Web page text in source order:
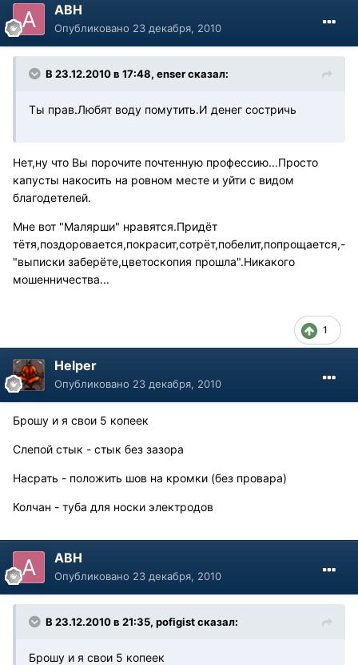
АВН
Опубликовано 23 декабря, 2010
В 23.12.2010 в 17:48, enser сказал:
Ты прав.Любят воду помутить.И денег состричь
Нет,ну что Вы порочите почтенную профессию...Просто
капусты накосить на ровном месте и уйти с видом
благодетелей.
Мне вот "Малярши" нравятся.Придёт
тётя,поздоровается,покрасит,сотрёт,побелит,попрощается,-
"выписки заберёте,цветоскопия прошла".Никакого
мошенничества...
1
Helper
Опубликовано 23 декабря, 2010
Брошу и я свои 5 копеек
Слепой стык - стык без зазора
Насрать - положить шов на кромки (без провара)
Колчан - туба для носки электродов
АВН
Опубликовано 23 декабря, 2010
В 23.12.2010 в 21:35, pofigist сказал:
Брошу и я свои 5 копеек